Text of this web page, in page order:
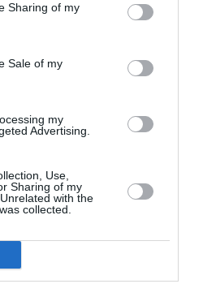
Sharing of my
Sale of my
my
Advertising.
Use,
Sharing of my
with the
collected.
της είναι
της τραγούδια
να πιάσουμε την ζωή μας
θέλουμε να τραγουδήσουμε
ένα μαγευτικό showμε
ακροβάτες,
και πολλές
τους θεατές. Μία
μαγεία και μυστήριο.